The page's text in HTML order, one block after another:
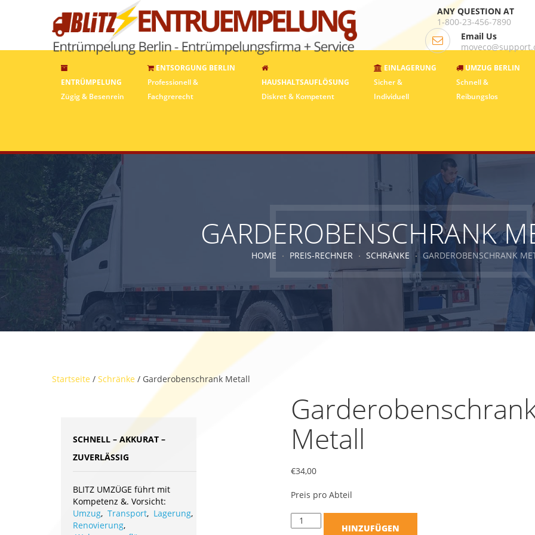
ANY QUESTION AT
1-800-23-456-7890
Email Us
ENTRÜMPELUNG
Zügig & Besenrein
ENTSORGUNG BERLIN
Professionell &
Fachgrerecht
HAUSHALTSAUFLÖSUNG
Diskret & Kompetent
EINLAGERUNG
Sicher &
Individuell
UMZUG BERLIN
Schnell &
Reibungslos
GARDEROBENSCHRANK
HOME PREIS-RECHNER SCHRÄNKE GARDEROBENSCHRANK
Startseite / Schränke / Garderobenschrank Metall
Metall
€34,00
Preis pro Abteil
HINZUFÜGEN
SCHNELL – AKKURAT –
ZUVERLÄSSIG
BLITZ UMZÜGE führt mit
Kompetenz &. Vorsicht:
Umzug, Transport, Lagerung,
Renovierung,